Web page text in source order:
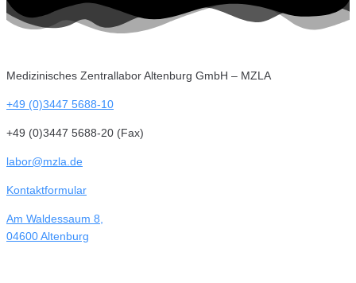
Medizinisches Zentrallabor Altenburg GmbH – MZLA
+49 (0)3447 5688-10
+49 (0)3447 5688-20 (Fax)
labor@mzla.de
Kontaktformular
Am Waldessaum 8,
04600 Altenburg